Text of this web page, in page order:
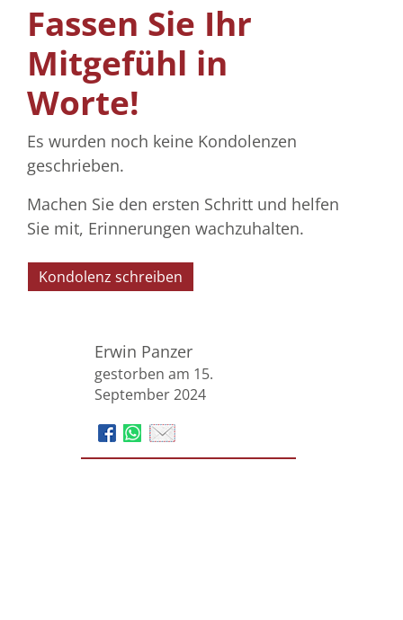
Fassen Sie Ihr
Mitgefühl in
Worte!
Es wurden noch keine Kondolenzen
geschrieben.
Machen Sie den ersten Schritt und helfen
Sie mit, Erinnerungen wachzuhalten.
Kondolenz schreiben
Erwin Panzer
gestorben am 15.
September 2024